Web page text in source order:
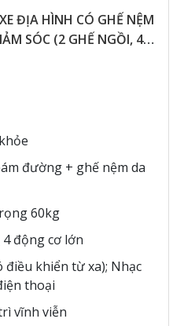
ĐỊA HÌNH CÓ GHẾ NỆM
NGỒI, 4
đường + ghế nệm da
60kg
4 động cơ lớn
điều khiển từ xa); Nhạc
thoại
vĩnh viễn